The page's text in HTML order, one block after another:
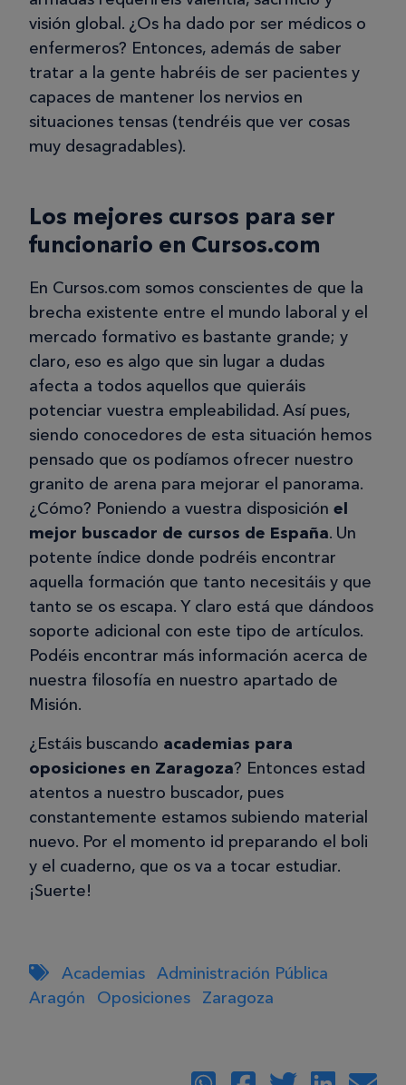
visión global. ¿Os ha dado por ser médicos o
enfermeros? Entonces, además de saber
tratar a la gente habréis de ser pacientes y
capaces de mantener los nervios en
situaciones tensas (tendréis que ver cosas
muy desagradables).
Los mejores cursos para ser
funcionario en Cursos.com
En Cursos.com somos conscientes de que la
brecha existente entre el mundo laboral y el
mercado formativo es bastante grande; y
claro, eso es algo que sin lugar a dudas
afecta a todos aquellos que quieráis
potenciar vuestra empleabilidad. Así pues,
siendo conocedores de esta situación hemos
pensado que os podíamos ofrecer nuestro
granito de arena para mejorar el panorama.
¿Cómo? Poniendo a vuestra disposición el
mejor buscador de cursos de España. Un
potente índice donde podréis encontrar
aquella formación que tanto necesitáis y que
tanto se os escapa. Y claro está que dándoos
soporte adicional con este tipo de artículos.
Podéis encontrar más información acerca de
nuestra filosofía en nuestro apartado de
Misión.
¿Estáis buscando academias para
oposiciones en Zaragoza? Entonces estad
atentos a nuestro buscador, pues
constantemente estamos subiendo material
nuevo. Por el momento id preparando el boli
y el cuaderno, que os va a tocar estudiar.
¡Suerte!
Academias Administración Pública
Aragón
Oposiciones Zaragoza